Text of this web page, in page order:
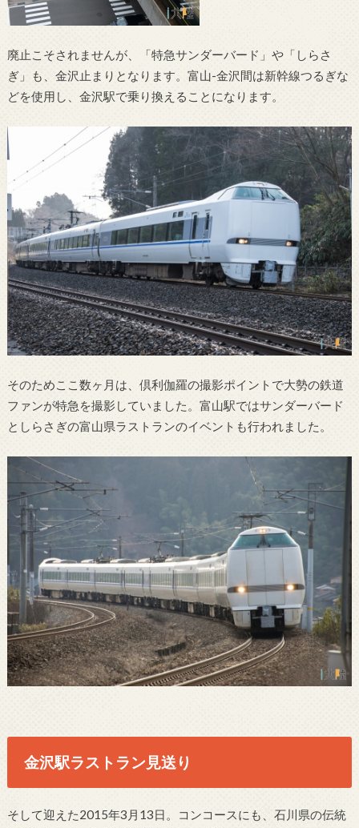
廃止こそされませんが、「特急サンダーバード」や「しらさ
ぎ」も、金沢止まりとなります。富山-金沢間は新幹線つるぎな
どを使用し、金沢駅で乗り換えることになります。
そのためここ数ヶ月は、倶利伽羅の撮影ポイントで大勢の鉄道
ファンが特急を撮影していました。富山駅ではサンダーバード
としらさぎの富山県ラストランのイベントも行われました。
金沢駅ラストラン見送り
そして迎えた2015年3月13日。コンコースにも、石川県の伝統